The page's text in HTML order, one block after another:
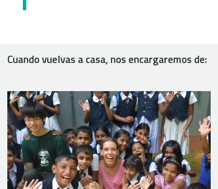
Cuando vuelvas a casa, nos encargaremos de: